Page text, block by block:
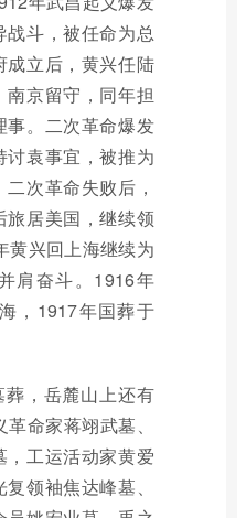
战斗，被任命为总
成立后，黄兴任陆
京留守，同年担
事。二次革命爆发
讨袁事宜，被推为
次革命失败后，
居美国，继续领
黄兴回上海继续为
肩奋斗。1916年
，1917年国葬于
，岳麓山上还有
命家蒋翊武墓、
，工运活动家黄爱
领袖焦达峰墓、